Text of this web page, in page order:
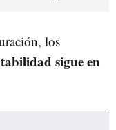
los
sigue en